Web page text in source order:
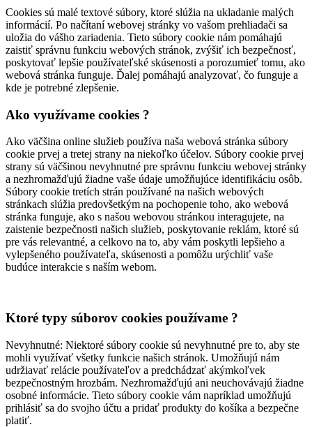
Cookies sú malé textové súbory, ktoré slúžia na ukladanie malých
informácií. Po načítaní webovej stránky vo vašom prehliadači sa
uložia do vášho zariadenia. Tieto súbory cookie nám pomáhajú
zaistiť správnu funkciu webových stránok, zvýšiť ich bezpečnosť,
poskytovať lepšie používateľské skúsenosti a porozumieť tomu, ako
webová stránka funguje. Ďalej pomáhajú analyzovať, čo funguje a
kde je potrebné zlepšenie.
Ako využívame cookies ?
Ako väčšina online služieb používa naša webová stránka súbory
cookie prvej a tretej strany na niekoľko účelov. Súbory cookie prvej
strany sú väčšinou nevyhnutné pre správnu funkciu webovej stránky
a nezhromažďujú žiadne vaše údaje umožňujúce identifikáciu osôb.
Súbory cookie tretích strán používané na našich webových
stránkach slúžia predovšetkým na pochopenie toho, ako webová
stránka funguje, ako s našou webovou stránkou interagujete, na
zaistenie bezpečnosti našich služieb, poskytovanie reklám, ktoré sú
pre vás relevantné, a celkovo na to, aby vám poskytli lepšieho a
vylepšeného používateľa, skúsenosti a pomôžu urýchliť vaše
budúce interakcie s naším webom.
Ktoré typy súborov cookies používame ?
Nevyhnutné: Niektoré súbory cookie sú nevyhnutné pre to, aby ste
mohli využívať všetky funkcie našich stránok. Umožňujú nám
udržiavať relácie používateľov a predchádzať akýmkoľvek
bezpečnostným hrozbám. Nezhromažďujú ani neuchovávajú žiadne
osobné informácie. Tieto súbory cookie vám napríklad umožňujú
prihlásiť sa do svojho účtu a pridať produkty do košíka a bezpečne
platiť.